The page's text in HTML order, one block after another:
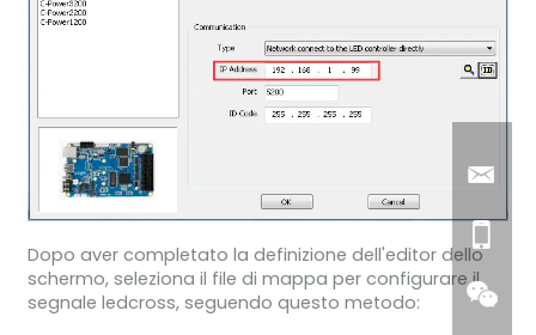
Dopo aver completato la definizione dell'editor dello
schermo, seleziona il file di mappa per configurare il
segnale ledcross, seguendo questo metodo: